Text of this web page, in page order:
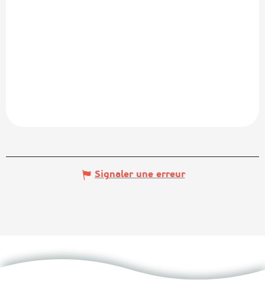
Signaler une erreur